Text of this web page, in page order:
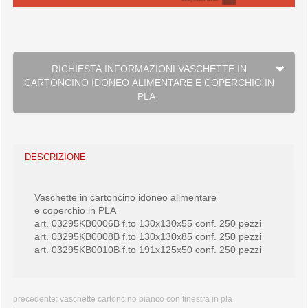
RICHIESTA INFORMAZIONI VASCHETTE IN
CARTONCINO IDONEO ALIMENTARE E COPERCHIO IN
PLA
DESCRIZIONE
Vaschette in cartoncino idoneo alimentare
e coperchio in PLA
art. 03295KB0006B f.to 130x130x55 conf. 250 pezzi
art. 03295KB0008B f.to 130x130x85 conf. 250 pezzi
art. 03295KB0010B f.to 191x125x50 conf. 250 pezzi
precedente: vaschette cartoncino bianco con finestra in pla